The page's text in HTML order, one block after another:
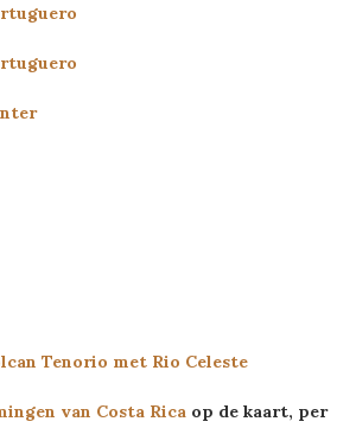
Tenorio met Rio Celeste
van Costa Rica op de kaart, per